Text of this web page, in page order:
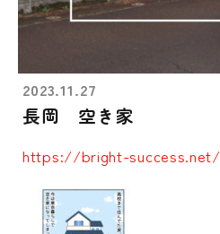
2023.11.27
長岡 空き家
https://bright-success.net/